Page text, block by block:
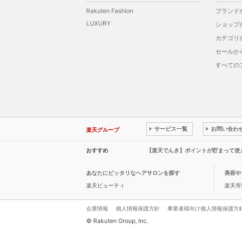
Rakuten Fashion
LUXURY
ブランド
ショップ
カテゴリ
セールか
すべての
楽天グループ サービス一覧 お問い合わ
おすすめ 【楽天でんき】ポイントが貯まって
あなたにピッタリなヘアサロンを探す
楽天ビューティ
美容
楽天市
企業情報 個人情報保護方針 事業者様向け個人情報保護方
© Rakuten Group, Inc.